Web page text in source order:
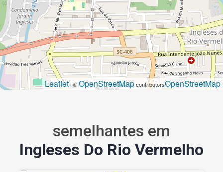
Leaflet| ©OpenStreetMapcontributorsOpenStreetMap
semelhantes em
Ingleses Do Rio Vermelho